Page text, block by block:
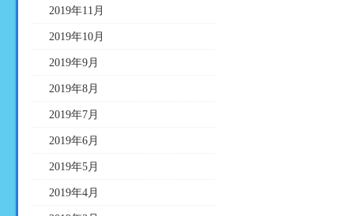
2019年11月
2019年10月
2019年9月
2019年8月
2019年7月
2019年6月
2019年5月
2019年4月